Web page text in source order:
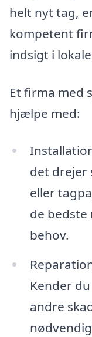
helt nyt tag,
kompetent
indsigt i
Et firma med
hjælpe med:
det drejer
eller
de
behov.
Kender
andre